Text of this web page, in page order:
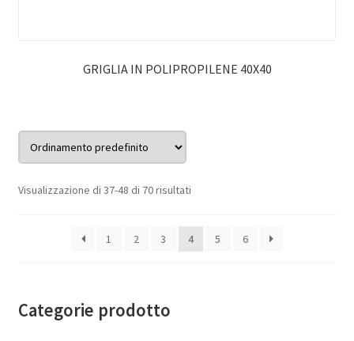
GRIGLIA IN POLIPROPILENE 40X40
Visualizzazione di 37-48 di 70 risultati
1 2 3 4 5 6
Categorie prodotto